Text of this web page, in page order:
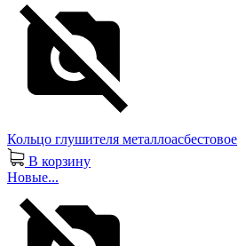
Кольцо глушителя металлоасбестовое
В корзину
Новые...